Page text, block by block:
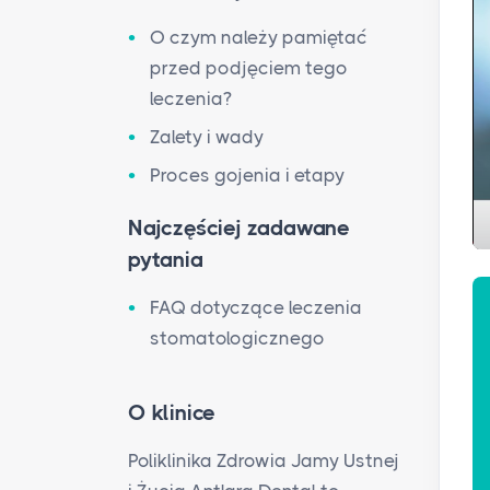
O czym należy pamiętać
przed podjęciem tego
leczenia?
Zalety i wady
Proces gojenia i etapy
Najczęściej zadawane
pytania
FAQ dotyczące leczenia
stomatologicznego
O klinice
Poliklinika Zdrowia Jamy Ustnej